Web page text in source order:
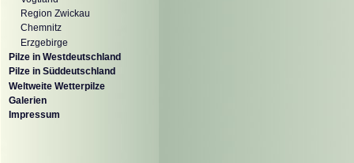
Region Zwickau
Chemnitz
Erzgebirge
Pilze in Westdeutschland
Pilze in Süddeutschland
Weltweite Wetterpilze
Galerien
Impressum